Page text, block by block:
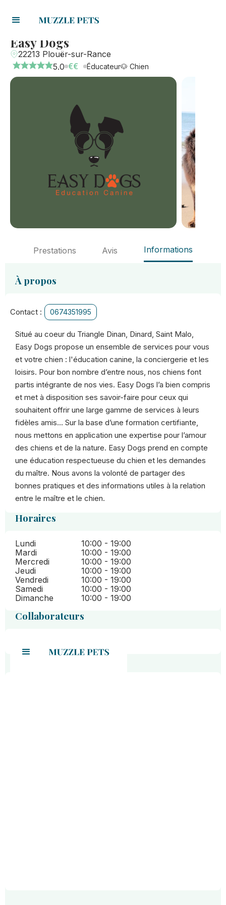
Easy Dogs
22213 Plouër-sur-Rance
5.0 €€ Éducateur🐶 Chien
Prestations Avis Informations
À propos
Contact : 0674351995
Situé au coeur du Triangle Dinan, Dinard, Saint Malo,
Easy Dogs propose un ensemble de services pour vous
et votre chien : l'éducation canine, la conciergerie et les
loisirs. Pour bon nombre d’entre nous, nos chiens font
partis intégrante de nos vies. Easy Dogs l’a bien compris
et met à disposition ses savoir-faire pour ceux qui
souhaitent offrir une large gamme de services à leurs
fidèles amis... Sur la base d’une formation certifiante,
nous mettons en application une expertise pour l’amour
des chiens et de la nature. Easy Dogs prend en compte
une éducation respectueuse du chien et les demandes
du maître. Nous avons la volonté de partager des
bonnes pratiques et des informations utiles à la relation
entre le maître et le chien.
Horaires
Lundi
10:00 - 19:00
Mardi
10:00 - 19:00
Mercredi
10:00 - 19:00
Jeudi
10:00 - 19:00
Vendredi
10:00 - 19:00
Samedi
10:00 - 19:00
Dimanche
10:00 - 19:00
Collaborateurs
Où se situe le salon ?